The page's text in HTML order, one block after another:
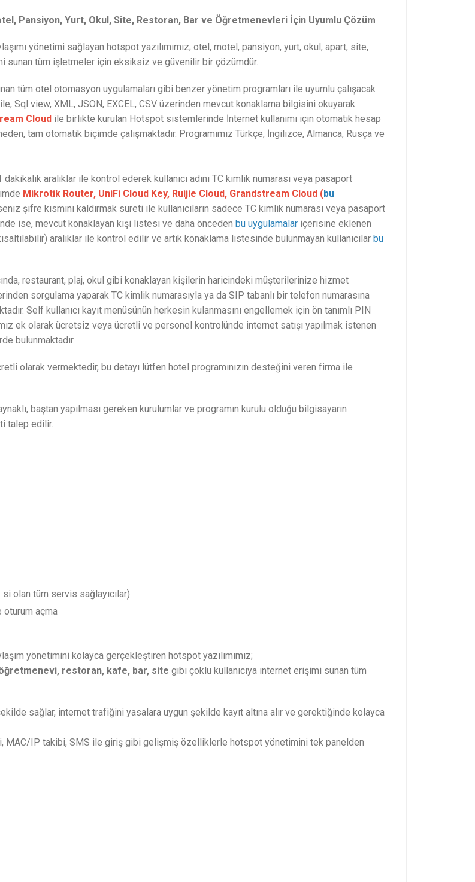
Pansiyon, Yurt, Okul, Site, Restoran, Bar ve Öğretmenevleri İçin Uyumlu Çözüm
yönetimi sağlayan hotspot yazılımımız; otel, motel, pansiyon, yurt, okul, apart, site,
tüm işletmeler için eksiksiz ve güvenilir bir çözümdür.
tüm otel otomasyon uygulamaları gibi benzer yönetim programları ile uyumlu çalışacak
Sql view, XML, JSON, EXCEL, CSV üzerinden mevcut konaklama bilgisini okuyarak
Cloud ile birlikte kurulan Hotspot sistemlerinde İnternet kullanımı için otomatik hesap
tam otomatik biçimde çalışmaktadır. Programımız Türkçe, İngilizce, Almanca, Rusça ve
aralıklar ile kontrol ederek kullanıcı adını TC kimlik numarası veya pasaport
Mikrotik Router, UniFi Cloud Key, Ruijie Cloud, Grandstream Cloud (bu
şifre kısmını kaldırmak sureti ile kullanıcıların sadece TC kimlik numarası veya pasaport
ise, mevcut konaklayan kişi listesi ve daha önceden bu uygulamalar içerisine eklenen
aralıklar ile kontrol edilir ve artık konaklama listesinde bulunmayan kullanıcılar bu
restaurant, plaj, okul gibi konaklayan kişilerin haricindeki müşterilerinize hizmet
sorgulama yaparak TC kimlik numarasıyla ya da SIP tabanlı bir telefon numarasına
Self kullanıcı kayıt menüsünün herkesin kulanmasını engellemek için ön tanımlı PIN
ek olarak ücretsiz veya ücretli ve personel kontrolünde internet satışı yapılmak istenen
bulunmaktadır.
olarak vermektedir, bu detayı lütfen hotel programınızın desteğini veren firma ile
baştan yapılması gereken kurulumlar ve programın kurulu olduğu bilgisayarın
talep edilir.
olan tüm servis sağlayıcılar)
oturum açma
yönetimini kolayca gerçekleştiren hotspot yazılımımız;
restoran, kafe, bar, site gibi çoklu kullanıcıya internet erişimi sunan tüm
sağlar, internet trafiğini yasalara uygun şekilde kayıt altına alır ve gerektiğinde kolayca
MAC/IP takibi, SMS ile giriş gibi gelişmiş özelliklerle hotspot yönetimini tek panelden